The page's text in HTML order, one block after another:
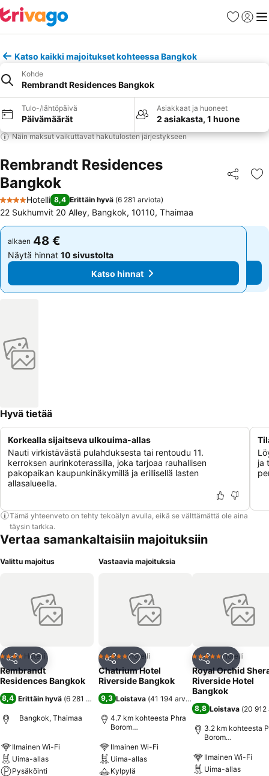
Suosikit
Katso kaikki majoitukset kohteessa Bangkok
Kohde
Rembrandt Residences Bangkok
Tulo-/lähtöpäivä
Päivämäärät
Asiakkaat ja huoneet
2 asiakasta, 1 huone
Näin maksut vaikuttavat hakutulosten järjestykseen
Rembrandt Residences
Bangkok
Jaa
4 Tähtiluokitus
Hotelli 8,4 Erittäin hyvä (6 281 arviota)
22 Sukhumvit 20 Alley, Bangkok, 10110, Thaimaa
alkaen 48 €
Näytä hinnat 10 sivustolta
Katso hinnat
alkaen 48 €
Näytä hinnat 10 sivustolta
Katso hinnat
Hyvä tietää
Korkealla sijaitseva ulkouima-allas
Nauti virkistävästä pulahduksesta tai rentoudu 11.
kerroksen aurinkoterassilla, joka tarjoaa rauhallisen
pakopaikan kaupunkinäkymillä ja erillisellä lasten
allasalueella.
ja
Tämä yhteenveto on tehty tekoälyn avulla, eikä se välttämättä ole aina
täysin tarkka.
Vertaa samankaltaisiin majoituksiin
Valittu majoitus
Jaa Lisää suosikkeihin
4 Tähtiluokitus
Hotelli
Rembrandt
Residences Bangkok
8,4 Erittäin hyvä (6 281 arviota)
Bangkok, Thaimaa
Ilmainen Wi-Fi
Uima-allas
Pysäköinti
Vastaavia majoituksia
Jaa Lisää suosikkeihin
5 Tähtiluokitus
Hotelli
Chatrium Hotel
Riverside Bangkok
9,3 Loistava (41 194 arviota
4.7 km kohteesta Phra
Borom
Ilmainen Wi-Fi
Uima-allas
Kylpylä
Jaa Lisää
5 Tähtiluokitus
Hotelli
Royal Orchid
Riverside Hotel
Bangkok
8,8 Loistava (20
3.2 km kohteesta
Borom
Ilmainen Wi-Fi
Uima-allas